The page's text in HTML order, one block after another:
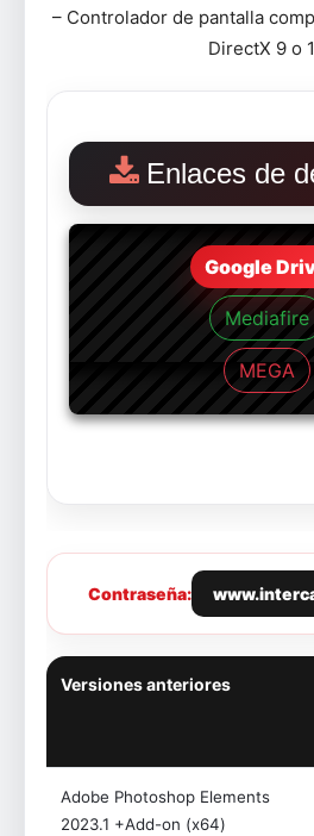
– Controlador de pantalla
DirectX 9 o
Enlaces de
Google
Mediafire
MEGA
Contraseña:
Versiones anteriores
Adobe Photoshop Elements
2023.1 +Add-on (x64)